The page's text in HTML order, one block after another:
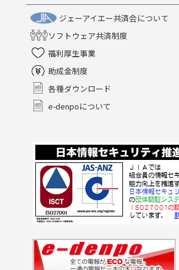
ジェーアイエー共済会について
ソフトウェア共済制度
福利厚生事業
助成金制度
各種ダウンロード
e-denpoについて